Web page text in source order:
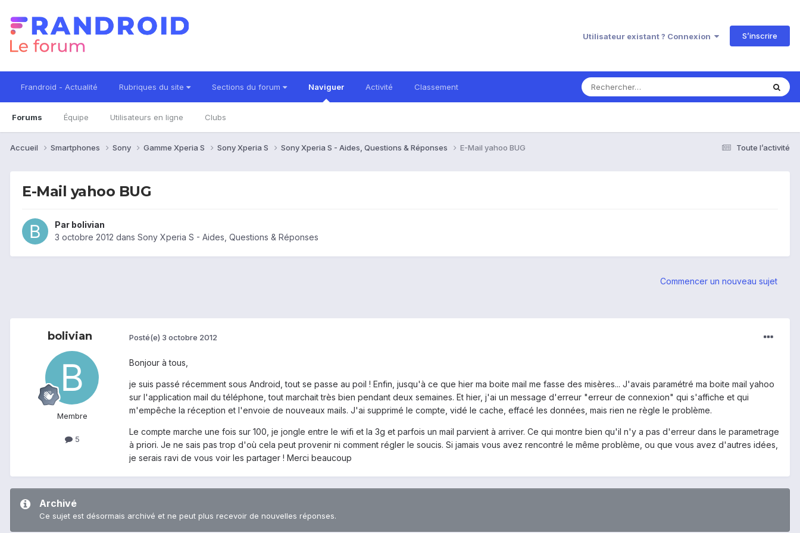
Utilisateur existant ? Connexion S’inscrire
Frandroid - Actualité Rubriques du site Sections du forum Naviguer
Forums Équipe Utilisateurs en ligne Clubs
Activité Classement
Toute l’activité
Accueil Smartphones Sony Gamme Xperia S Sony Xperia S Sony Xperia S - Aides, Questions & Réponses E-Mail yahoo BUG
E-Mail yahoo BUG
Par bolivian
3 octobre 2012 dans Sony Xperia S - Aides, Questions & Réponses
Commencer un nouveau sujet
bolivian
Membre
5
Posté(e) 3 octobre 2012
Bonjour à tous,
je suis passé récemment sous Android, tout se passe au poil ! Enfin, jusqu'à ce que hier ma boite mail me fasse des misères... J'avais paramétré ma boite mail yahoo
sur l'application mail du téléphone, tout marchait très bien pendant deux semaines. Et hier, j'ai un message d'erreur "erreur de connexion" qui s'affiche et qui
m'empêche la réception et l'envoie de nouveaux mails. J'ai supprimé le compte, vidé le cache, effacé les données, mais rien ne règle le problème.
Le compte marche une fois sur 100, je jongle entre le wifi et la 3g et parfois un mail parvient à arriver. Ce qui montre bien qu'il n'y a pas d'erreur dans le parametrage
à priori. Je ne sais pas trop d'où cela peut provenir ni comment régler le soucis. Si jamais vous avez rencontré le même problème, ou que vous avez d'autres idées,
je serais ravi de vous voir les partager ! Merci beaucoup
Archivé
Ce sujet est désormais archivé et ne peut plus recevoir de nouvelles réponses.